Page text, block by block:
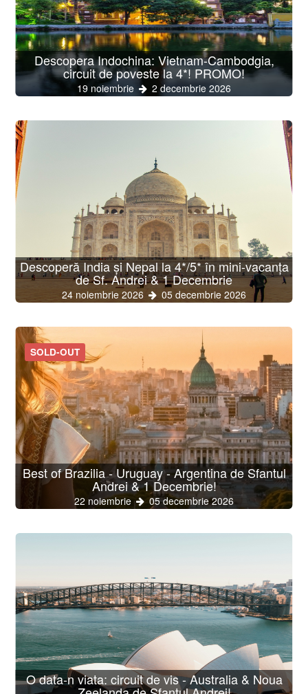
Descopera Indochina: Vietnam-Cambodgia,
circuit de poveste la 4*! PROMO!
19 noiembrie 2 decembrie 2026
Descoperă India și Nepal la 4*/5* în mini-vacanța
de Sf. Andrei & 1 Decembrie
24 noiembrie 2026 05 decembrie 2026
SOLD-OUT
Best of Brazilia - Uruguay - Argentina de Sfantul
Andrei & 1 Decembrie!
22 noiembrie 05 decembrie 2026
O data-n viata: circuit de vis - Australia & Noua